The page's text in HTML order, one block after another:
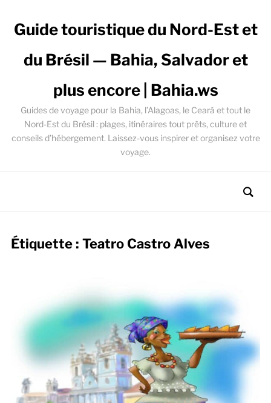
Guide touristique du Nord-Est et
du Brésil — Bahia, Salvador et
plus encore | Bahia.ws
Guides de voyage pour la Bahia, l’Alagoas, le Ceará et tout le
Nord-Est du Brésil : plages, itinéraires tout prêts, culture et
conseils d’hébergement. Laissez-vous inspirer et organisez votre
voyage.
Étiquette : Teatro Castro Alves